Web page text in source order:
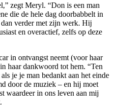
zegt Meryl. “Don is een man
die de hele dag doorbabbelt in
verder met zijn werk. Hij
en overactief, zelfs op deze
in ontvangst neemt (voor haar
haar dankwoord tot hem. “Ten
je je man bedankt aan het einde
door de muziek – en hij moet
waardeer in ons leven aan mij